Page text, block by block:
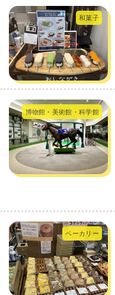
和菓子
博物館・美術館・科学館
ベーカリー